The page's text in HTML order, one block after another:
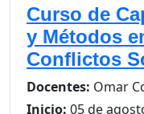
Curso de
y Métodos
Conflictos
Docentes: Omar
Inicio: 05 de